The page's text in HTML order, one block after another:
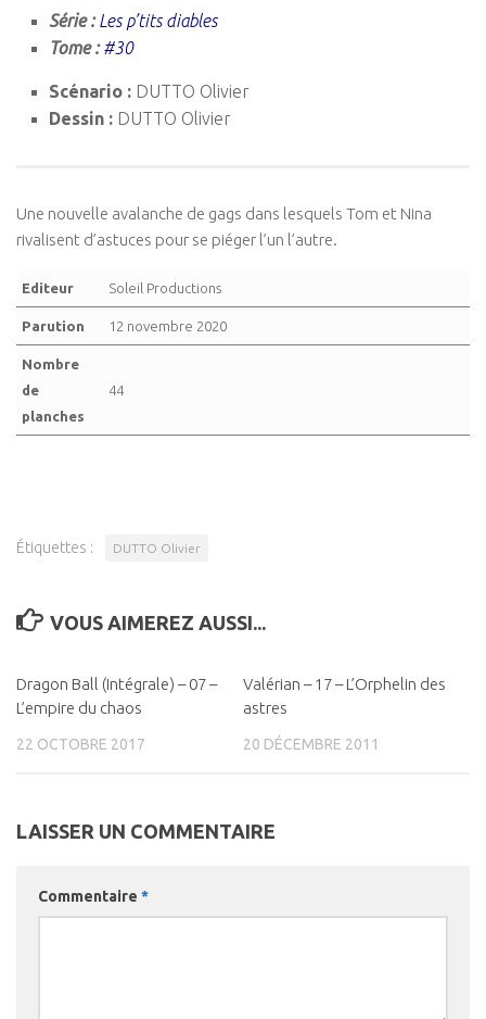
Série : Les p’tits diables
Tome :#30
Scénario : DUTTO Olivier
Dessin : DUTTO Olivier
Une nouvelle avalanche de gags dans lesquels Tom et Nina
rivalisent d’astuces pour se piéger l’un l’autre.
Editeur Soleil Productions
Parution 12 novembre 2020
Nombre
de
planches
44
Étiquettes : DUTTO Olivier
VOUS AIMEREZ AUSSI...
Dragon Ball (Intégrale) – 07 –
L’empire du chaos
22 OCTOBRE 2017
Valérian – 17 – L’Orphelin des
astres
20 DÉCEMBRE 2011
LAISSER UN COMMENTAIRE
Commentaire *